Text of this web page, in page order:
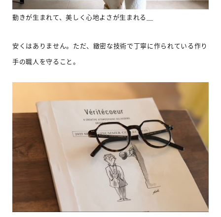
動きが生まれて、美しく心地よさが生まれる＿
安くはありません。ただ、緻密な技術で丁寧に作られている作り
手の職人を守ること。